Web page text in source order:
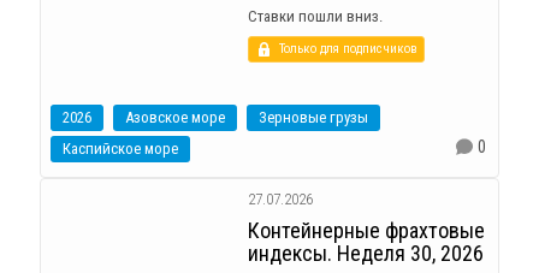
Ставки пошли вниз.
Только для подписчиков
2026 Азовское море
Зерновые грузы
Каспийское море
0
27.07.2026
Контейнерные фрахтовые
индексы. Неделя 30, 2026